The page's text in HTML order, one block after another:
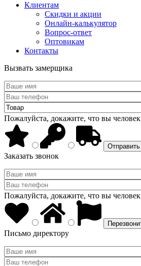
Клиентам
Скидки и акции
Онлайн-калькулятор
Вопрос-ответ
Оптовикам
Контакты
Вызвать замерщика
Пожалуйста, докажите, что вы
Заказать звонок
Пожалуйста, докажите, что вы
Письмо директору